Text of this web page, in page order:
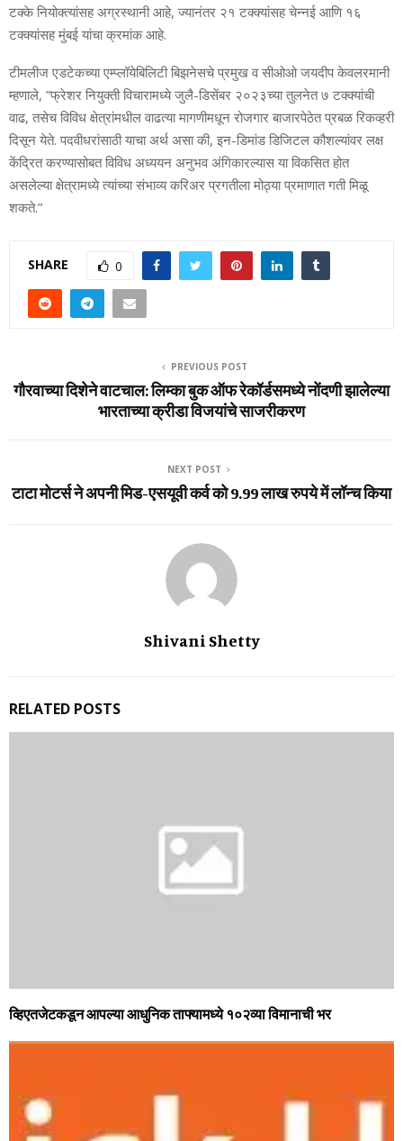
टक्‍के नियोक्‍त्‍यांसह अग्रस्‍थानी आहे, ज्‍यानंतर २१ टक्‍क्‍यांसह चेन्‍नई आणि १६
टक्‍क्‍यांसह मुंबई यांचा क्रमांक आहे.
टीमलीज एडटेकच्‍या एम्‍प्‍लॉयेबिलिटी बिझनेसचे प्रमुख व सीओओ जयदीप केवलरमानी
म्‍हणाले, ”फ्रेशर नियुक्‍ती विचारामध्‍ये जुलै-डिसेंबर २०२३च्‍या तुलनेत ७ टक्‍क्‍यांची
वाढ, तसेच विविध क्षेत्रांमधील वाढत्‍या मागणीमधून रोजगार बाजारपेठेत प्रबळ रिकव्‍हरी
दिसून येते. पदवीधरांसाठी याचा अर्थ असा की, इन-डिमांड डिजिटल कौशल्‍यांवर लक्ष
केंद्रित करण्‍यासोबत विविध अध्‍ययन अनुभव अंगिकारल्‍यास या विकसित होत
असलेल्‍या क्षेत्रामध्‍ये त्‍यांच्‍या संभाव्‍य करिअर प्रगतीला मोठ्या प्रमाणात गती मिळू
शकते.”
SHARE 0
PREVIOUS POST
गौरवाच्‍या दिशेने वाटचाल: लिम्‍का बुक ऑफ रेकॉर्डसमध्‍ये नोंदणी झालेल्‍या
भारताच्‍या क्रीडा विजयांचे साजरीकरण
NEXT POST
टाटा मोटर्स ने अपनी मिड-एसयूवी कर्व को 9.99 लाख रुपये में लॉन्‍च किया
Shivani Shetty
RELATED POSTS
व्हिएतजेटकडून आपल्‍या आधुनिक ताफ्यामध्‍ये १०२व्‍या विमानाची भर